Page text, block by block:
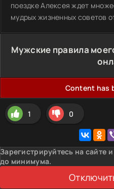
поездке Алексея ждет
мудрых жизненных советов
Мужские правила
Content has
1 0
Зарегистрируйтесь на сайте
до минимума.